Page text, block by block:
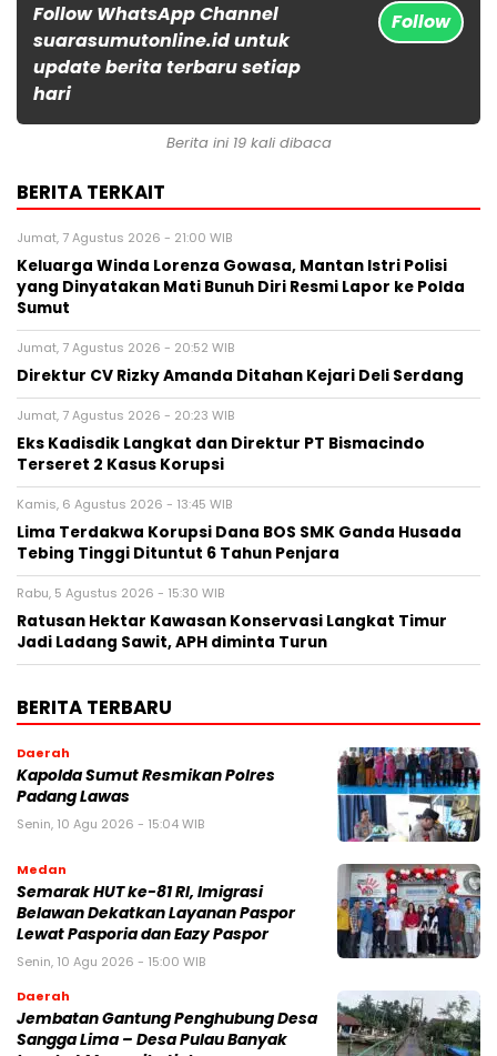
Follow WhatsApp Channel
suarasumutonline.id untuk
update berita terbaru setiap
hari
Follow
Berita ini 19 kali dibaca
BERITA TERKAIT
Jumat, 7 Agustus 2026 - 21:00 WIB
Keluarga Winda Lorenza Gowasa, Mantan Istri Polisi
yang Dinyatakan Mati Bunuh Diri Resmi Lapor ke Polda
Sumut
Jumat, 7 Agustus 2026 - 20:52 WIB
Direktur CV Rizky Amanda Ditahan Kejari Deli Serdang
Jumat, 7 Agustus 2026 - 20:23 WIB
Eks Kadisdik Langkat dan Direktur PT Bismacindo
Terseret 2 Kasus Korupsi
Kamis, 6 Agustus 2026 - 13:45 WIB
Lima Terdakwa Korupsi Dana BOS SMK Ganda Husada
Tebing Tinggi Dituntut 6 Tahun Penjara
Rabu, 5 Agustus 2026 - 15:30 WIB
Ratusan Hektar Kawasan Konservasi Langkat Timur
Jadi Ladang Sawit, APH diminta Turun
BERITA TERBARU
Daerah
Kapolda Sumut Resmikan Polres
Padang Lawas
Senin, 10 Agu 2026 - 15:04 WIB
Medan
Semarak HUT ke-81 RI, Imigrasi
Belawan Dekatkan Layanan Paspor
Lewat Pasporia dan Eazy Paspor
Senin, 10 Agu 2026 - 15:00 WIB
Daerah
Jembatan Gantung Penghubung Desa
Sangga Lima – Desa Pulau Banyak